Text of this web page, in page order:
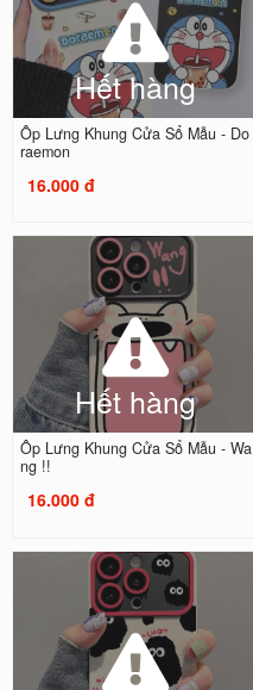
Hết hàng
Ốp Lưng Khung Cửa Sổ Mẫu - Do
raemon
16.000 đ
Hết hàng
Ốp Lưng Khung Cửa Sổ Mẫu - Wa
ng !!
16.000 đ